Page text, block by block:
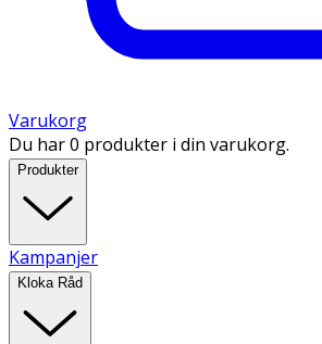
Varukorg
Du har 0 produkter i din varukorg.
Produkter
Kampanjer
Kloka Råd